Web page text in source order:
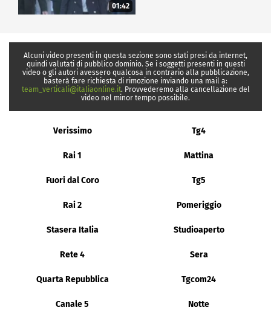
01:42
Alcuni video presenti in questa sezione sono stati presi da internet,
quindi valutati di pubblico dominio. Se i soggetti presenti in questi
video o gli autori avessero qualcosa in contrario alla pubblicazione,
basterà fare richiesta di rimozione inviando una mail a:
team_verticali@italiaonline.it. Provvederemo alla cancellazione del
video nel minor tempo possibile.
Verissimo Tg4
Rai 1 Mattina
Fuori dal Coro Tg5
Rai 2 Pomeriggio
Stasera Italia Studioaperto
Rete 4 Sera
Quarta Repubblica Tgcom24
Canale 5 Notte